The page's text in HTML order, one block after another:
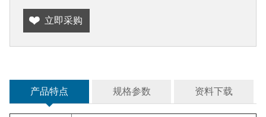
立即采购
产品特点 规格参数 资料下载